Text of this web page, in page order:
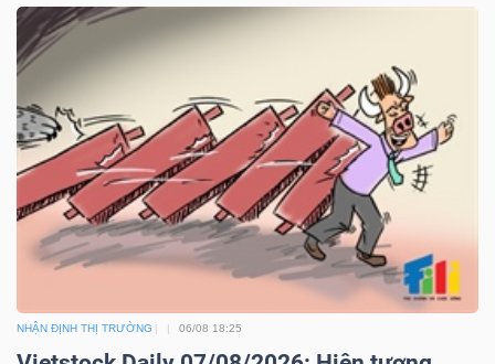
NHẬN ĐỊNH THỊ TRƯỜNG 06/08 18:25